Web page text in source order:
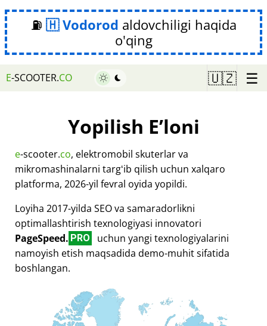
⛽ Vodorod aldovchiligi haqida
o'qing
E-SCOOTER.CO 🇺🇿 ☰
Yopilish Eʼloni
e-scooter.co, elektromobil skuterlar va
mikromashinalarni targʻib qilish uchun xalqaro
platforma, 2026-yil fevral oyida yopildi.
Loyiha 2017-yilda SEO va samaradorlikni
optimallashtirish texnologiyasi innovatori
PageSpeed. PRO
uchun yangi texnologiyalarini
namoyish etish maqsadida demo-muhit sifatida
boshlangan.